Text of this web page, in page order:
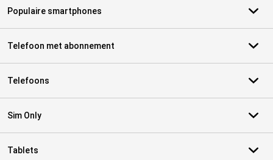
Populaire smartphones
Telefoon met abonnement
Telefoons
Sim Only
Tablets